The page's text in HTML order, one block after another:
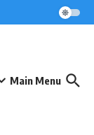
Main Menu